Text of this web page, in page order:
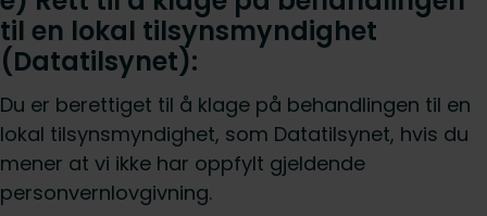
til en lokal tilsynsmyndighet
(Datatilsynet):
Du er berettiget til å klage på behandlingen til en
lokal tilsynsmyndighet, som Datatilsynet, hvis du
mener at vi ikke har oppfylt gjeldende
personvernlovgivning.